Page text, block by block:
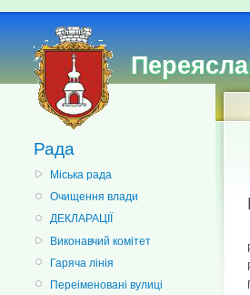
Рада
Міська рада
Очищення влади
ДЕКЛАРАЦІЇ
Виконавчий комітет
Гаряча лінія
Переіменовані вулиці